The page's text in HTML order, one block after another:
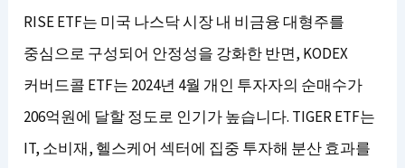
RISE ETF는 미국 나스닥 시장 내 비금융 대형주를
중심으로 구성되어 안정성을 강화한 반면, KODEX
커버드콜 ETF는 2024년 4월 개인 투자자의 순매수가
206억원에 달할 정도로 인기가 높습니다. TIGER ETF는
IT, 소비재, 헬스케어 섹터에 집중 투자해 분산 효과를